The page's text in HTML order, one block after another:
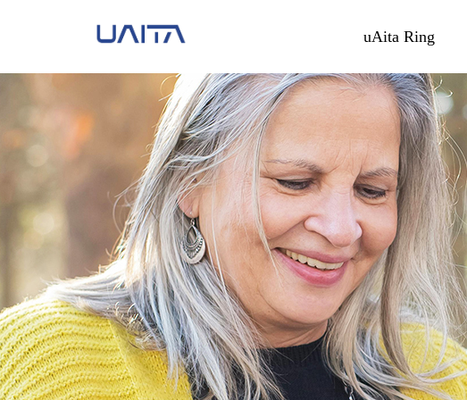
uAita Ring
全方位数据监测，简约不凡
uAita Lite 智能戒指
查看更多 >